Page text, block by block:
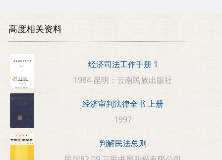
高度相关资料
经济司法工作手册 1
1984 昆明：云南民族出版社
经济审判法律全书 上册
1997
判解民法总则